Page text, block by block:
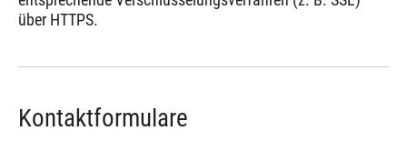
über HTTPS.
Kontaktformulare